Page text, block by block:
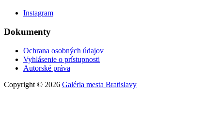
Instagram
Dokumenty
Ochrana osobných údajov
Vyhlásenie o prístupnosti
Autorské práva
Copyright © 2026 Galéria mesta Bratislavy